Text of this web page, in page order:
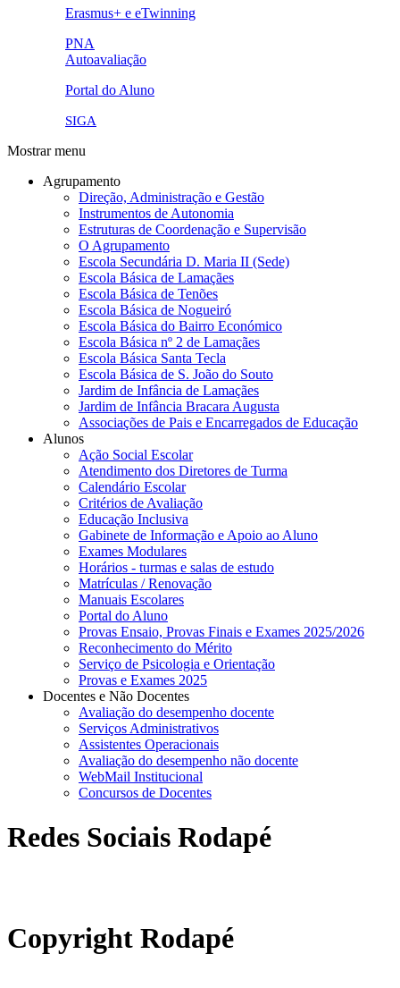
ue.png.png
Erasmus+ e eTwinning
pna.png
PNA
eye-42848_640.png
Autoavaliação
link4.png
Portal do Aluno
SIGA
Mostrar menu
Agrupamento
Direção, Administração e Gestão
Instrumentos de Autonomia
Estruturas de Coordenação e Supervisão
O Agrupamento
Escola Secundária D. Maria II (Sede)
Escola Básica de Lamaçães
Escola Básica de Tenões
Escola Básica de Nogueiró
Escola Básica do Bairro Económico
Escola Básica nº 2 de Lamaçães
Escola Básica Santa Tecla
Escola Básica de S. João do Souto
Jardim de Infância de Lamaçães
Jardim de Infância Bracara Augusta
Associações de Pais e Encarregados de Educação
Alunos
Ação Social Escolar
Atendimento dos Diretores de Turma
Calendário Escolar
Critérios de Avaliação
Educação Inclusiva
Gabinete de Informação e Apoio ao Aluno
Exames Modulares
Horários - turmas e salas de estudo
Matrículas / Renovação
Manuais Escolares
Portal do Aluno
Provas Ensaio, Provas Finais e Exames 2025/2026
Reconhecimento do Mérito
Serviço de Psicologia e Orientação
Provas e Exames 2025
Docentes e Não Docentes
Avaliação do desempenho docente
Serviços Administrativos
Assistentes Operacionais
Avaliação do desempenho não docente
WebMail Institucional
Concursos de Docentes
Redes Sociais Rodapé
Copyright Rodapé